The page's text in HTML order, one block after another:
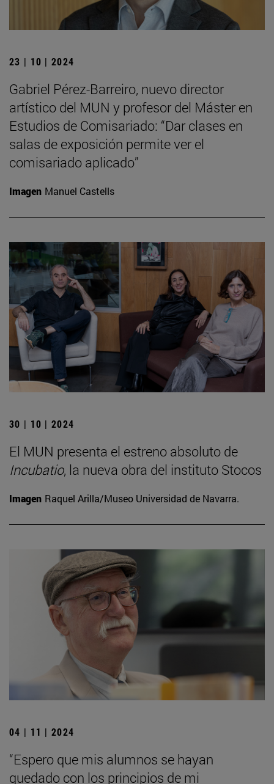
23 | 10 | 2024
Gabriel Pérez-Barreiro, nuevo director
artístico del MUN y profesor del Máster en
Estudios de Comisariado: “Dar clases en
salas de exposición permite ver el
comisariado aplicado”
Imagen Manuel Castells
30 | 10 | 2024
El MUN presenta el estreno absoluto de
Incubatio, la nueva obra del instituto Stocos
Imagen Raquel Arilla/Museo Universidad de Navarra.
04 | 11 | 2024
“Espero que mis alumnos se hayan
quedado con los principios de mi